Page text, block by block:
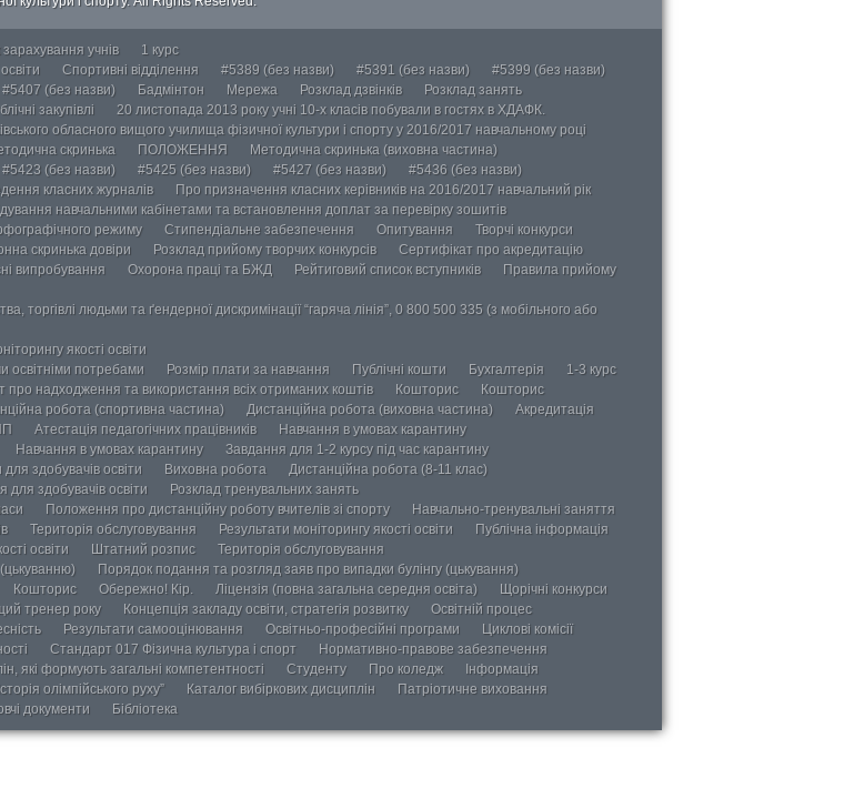
учнів
1 курс
Спортивні відділення #5389 (без назви) #5391 (без назви)
#5399 (без назви)
#5407 (без назви) Бадмінтон Мережа Розклад дзвінків
Розклад занять
закупівлі
20 листопада 2013 року учні 10-х класів побували в гостях в ХДАФК.
обласного вищого училища фізичної культури і спорту у 2016/2017 навчальному році
скринька ПОЛОЖЕННЯ
Методична скринька (виховна частина)
#5423 (без назви) #5425 (без назви) #5427 (без назви)
#5436 (без назви)
класних журналів
Про призначення класних керівників на 2016/2017 навчальний рік
навчальними кабінетами та встановлення доплат за перевірку зошитів
режиму
Стипендіальне забезпечення Опитування
Творчі конкурси
скринька довіри Розклад прийому творчих конкурсів
Сертифікат про акредитацію
випробування Охорона праці та БЖД Рейтиговий список вступників
Правила прийому
торгівлі людьми та ґендерної дискримінації “гаряча лінія”, 0 800 500 335 (з мобільного або
якості освіти
освітніми потребами
Розмір плати за навчання Публічні кошти Бухгалтерія
1-3 курс
про надходження та використання всіх отриманих коштів Кошторис
Кошторис
робота (спортивна частина) Дистанційна робота (виховна частина)
Акредитація
Атестація педагогічних працівників
Навчання в умовах карантину
Навчання в умовах карантину
Завдання для 1-2 курсу під час карантину
здобувачів освіти Виховна робота
Дистанційна робота (8-11 клас)
для здобувачів освіти
Розклад тренувальних занять
Положення про дистанційну роботу вчителів зі спорту
Навчально-тренувальні заняття
Територія обслуговування Результати моніторингу якості освіти
Публічна інформація
освіти Штатний розпис
Територія обслуговування
Порядок подання та розгляд заяв про випадки булінгу (цькування)
Кошторис Обережно! Кір. Ліцензія (повна загальна середня освіта)
Щорічні конкурси
тренер року Концепція закладу освіти, стратегія розвитку
Освітній процес
Результати самооцінювання Освітньо-професійні програми
Циклові комісії
Стандарт 017 Фізична культура і спорт
Нормативно-правове забезпечення
які формують загальні компетентності Студенту Про коледж
Інформація
олімпійського руху” Каталог вибіркових дисциплін
Патріотичне виховання
документи Бібліотека